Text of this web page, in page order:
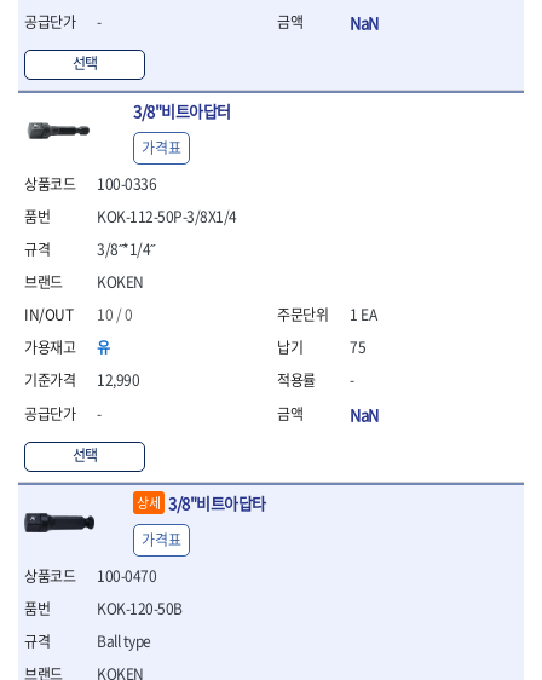
- 너트드라이버
- 자화기
- 레이저팁 드라이버
- 라쳇렌치
- 임팩엑스트라롱소켓
- 파워렌치
- 드릴척아답타
- 옵셋렌치
- 파워렌치
- 소켓홀더
- 클라이밍비트
- 비트소켓세트
- 포지비트
- 일자비트
- 임팩별비트
- 임팩일자비트
- 임팩포지비트
- 임팩십자비트
- 십자비트
- 임팩XZN비트소켓
- 십자비트소켓
- 일자비트소켓
-
선택
NaN
3/8"비트아답터
100-0336
KOKEN
10 / 0
유
12,990
-
선택
KOK-112-50P-3/8X1/4
3/8˝*1/4˝
가격표
1 EA
75
-
NaN
상세 3/8"비트아답타
100-0470
KOKEN
KOK-120-50B
Ball type
가격표